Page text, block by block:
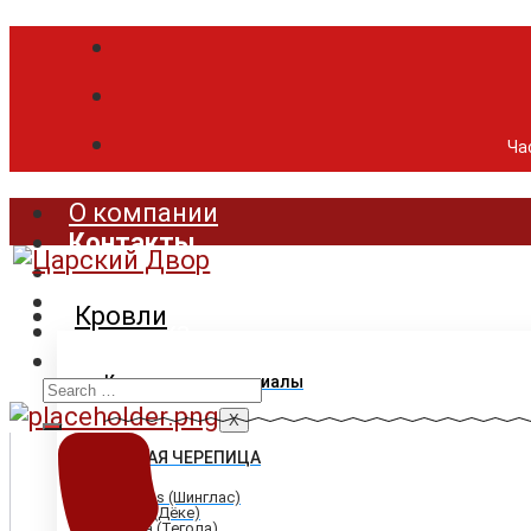
О компании
Контакты
Продукция
Цены
Доставка
X
Кровли
Кровельные материалы
ГИБКАЯ ЧЕРЕПИЦА
Shinglas (Шинглас)
Döcke (Дёке)
Tegola (Тегола)
Search
for: